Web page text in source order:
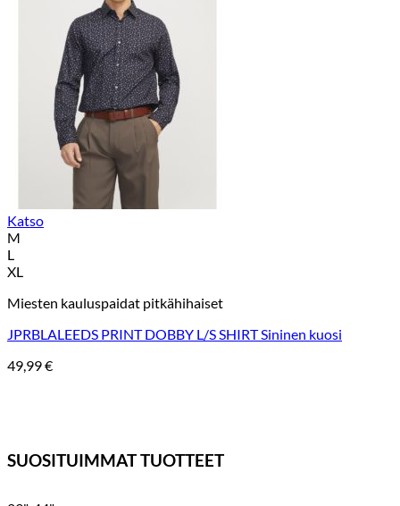
Katso
M
L
XL
Miesten kauluspaidat pitkähihaiset
JPRBLALEEDS PRINT DOBBY L/S SHIRT Sininen kuosi
49,99€
SUOSITUIMMAT TUOTTEET